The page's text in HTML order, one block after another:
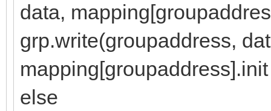
data,
grp.write(groupaddress,
else